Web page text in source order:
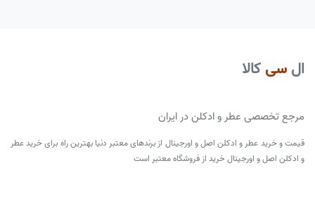
ال سی کالا
مرجع تخصصی عطر و ادکلن در ایران
قیمت و خرید عطر و ادکلن اصل و اورجینال از برندهای معتبر دنیا بهترین راه برای خرید عطر
و ادکلن اصل و اورجینال خرید از فروشگاه معتبر است